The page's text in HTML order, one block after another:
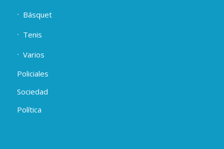
Básquet
Tenis
Varios
Policiales
Sociedad
Política